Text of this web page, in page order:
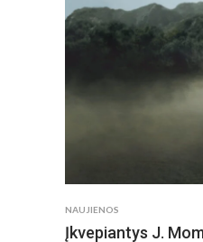
NAUJIENOS
Įkvepiantys J.